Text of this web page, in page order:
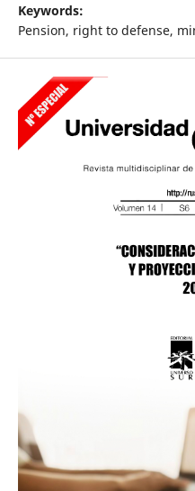
Keywords:
Pension, right to defense,